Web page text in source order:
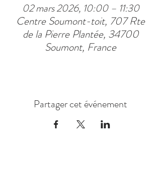
02 mars 2026, 10:00 – 11:30
Centre Soumont-toit, 707 Rte
de la Pierre Plantée, 34700
Soumont, France
Partager cet événement